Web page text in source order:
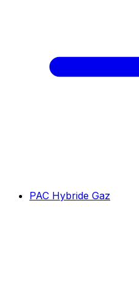
PAC Hybride Gaz